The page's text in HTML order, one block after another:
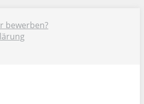
bewerben?